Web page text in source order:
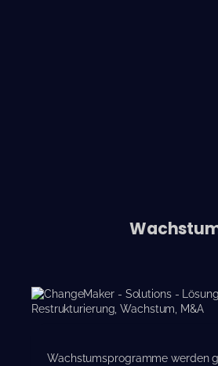
Wachstumsprogramme werden